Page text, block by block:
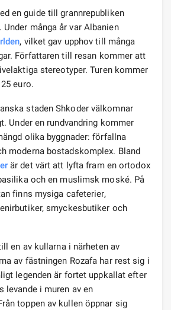
en guide till grannrepubliken
många år var Albanien
, vilket gav upphov till många
Författaren till resan kommer att
stereotyper. Turen kommer
euro.
staden Shkoder välkomnar
Under en rundvandring kommer
olika byggnader: förfallna
moderna bostadskomplex. Bland
är det värt att lyfta fram en ortodox
och en muslimsk moské. På
finns mysiga cafeterier,
smyckesbutiker och
en av kullarna i närheten av
av fästningen Rozafa har rest sig i
legenden är fortet uppkallat efter
levande i muren av en
toppen av kullen öppnar sig